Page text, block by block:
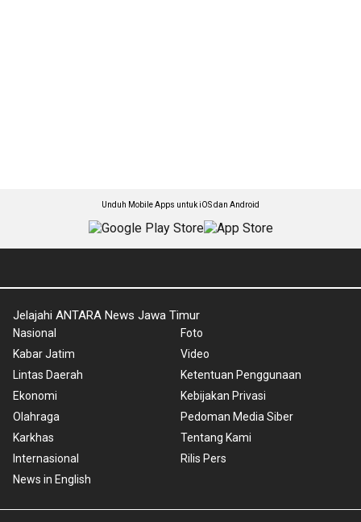
Unduh Mobile Apps untuk iOS dan Android
Jelajahi ANTARA News Jawa Timur
Nasional
Kabar Jatim
Lintas Daerah
Ekonomi
Olahraga
Karkhas
Internasional
News in English
Foto
Video
Ketentuan Penggunaan
Kebijakan Privasi
Pedoman Media Siber
Tentang Kami
Rilis Pers